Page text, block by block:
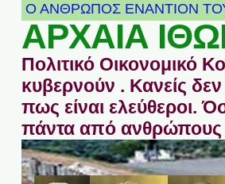
Ο ΑΝΘΡΩΠΟΣ ΕΝΑΝΤΙΟΝ
ΑΡΧΑΙΑ
Πολιτικό Οικονομικό
κυβερνούν . Κανείς
πως είναι ελεύθεροι.
πάντα από ανθρώπους